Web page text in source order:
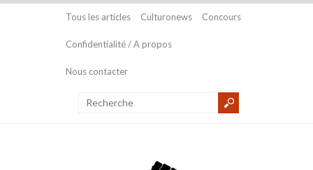
Tous les articles Culturonews Concours
Confidentialité / A propos
Nous contacter